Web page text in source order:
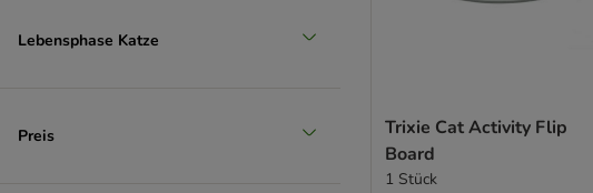
(4)
Lebensphase Katze
Preis
Trixie Cat Activity Flip
Board
1 Stück